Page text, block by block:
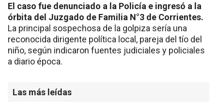
El caso fue denunciado a la Policía e ingresó a la
órbita del Juzgado de Familia N°3 de Corrientes.
La principal sospechosa de la golpiza sería una
reconocida dirigente política local, pareja del tío del
niño, según indicaron fuentes judiciales y policiales
a diario época.
Las más leídas